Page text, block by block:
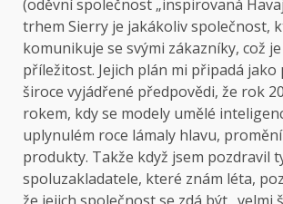
(oděvní společnost „inspirovaná
trhem Sierry je jakákoliv společnost,
komunikuje se svými zákazníky, což
příležitost. Jejich plán mi připadá
široce vyjádřené předpovědi, že rok
rokem, kdy se modely umělé
uplynulém roce lámaly hlavu,
produkty. Takže když jsem pozdravil
spoluzakladatele, které znám léta,